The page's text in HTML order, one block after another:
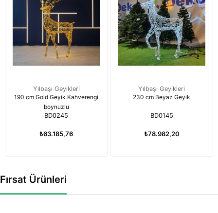
Yılbaşı Geyikleri
190 cm Gold Geyik Kahverengi
boynuzlu
BD0245
₺63.185,76
Yılbaşı Geyikleri
230 cm Beyaz Geyik
BD0145
₺78.982,20
Fırsat Ürünleri